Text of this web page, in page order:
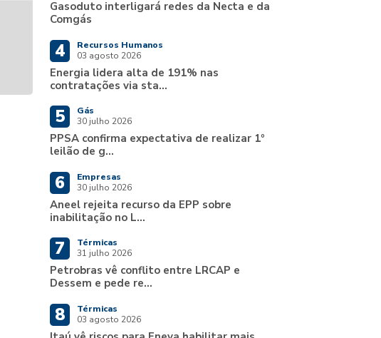
Gasoduto interligará redes da Necta e da
Comgás
4
Recursos Humanos
03 agosto 2026
Energia lidera alta de 191% nas
contratações via sta...
5
Gás
30 julho 2026
PPSA confirma expectativa de realizar 1º
leilão de g...
6
Empresas
30 julho 2026
Aneel rejeita recurso da EPP sobre
inabilitação no L...
7
Térmicas
31 julho 2026
Petrobras vê conflito entre LRCAP e
Dessem e pede re...
8
Térmicas
03 agosto 2026